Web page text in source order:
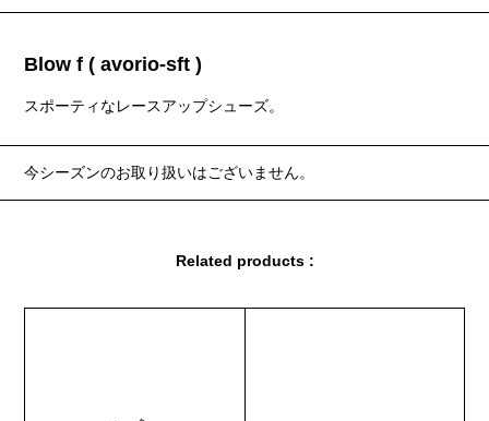
Blow f ( avorio-sft )
スポーティなレースアップシューズ。
今シーズンのお取り扱いはございません。
Related products :